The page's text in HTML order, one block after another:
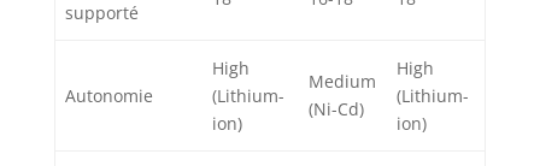
supporté
Autonomie
High
(Lithium-
ion)
Medium
(Ni-Cd)
High
(Lithium-
ion)